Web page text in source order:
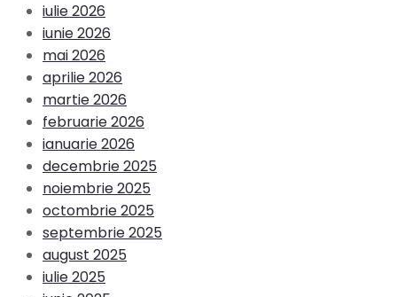
iulie 2026
iunie 2026
mai 2026
aprilie 2026
martie 2026
februarie 2026
ianuarie 2026
decembrie 2025
noiembrie 2025
octombrie 2025
septembrie 2025
august 2025
iulie 2025